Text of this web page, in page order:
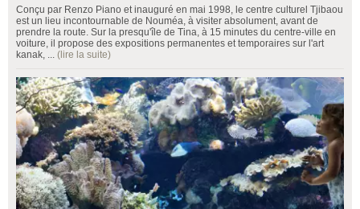
Conçu par Renzo Piano et inauguré en mai 1998, le centre culturel Tjibaou
est un lieu incontournable de Nouméa, à visiter absolument, avant de
prendre la route. Sur la presqu'île de Tina, à 15 minutes du centre-ville en
voiture, il propose des expositions permanentes et temporaires sur l'art
kanak, ... (lire la suite)